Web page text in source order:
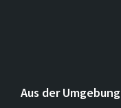
Aus der Umgebung